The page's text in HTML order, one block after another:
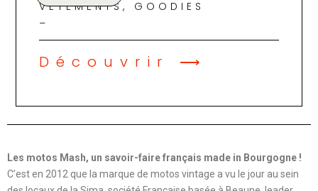
VÊTEMENTS, GOODIES
Découvrir ⟶
Les motos Mash, un savoir-faire français made in Bourgogne !
C’est en 2012 que la marque de motos vintage a vu le jour au sein